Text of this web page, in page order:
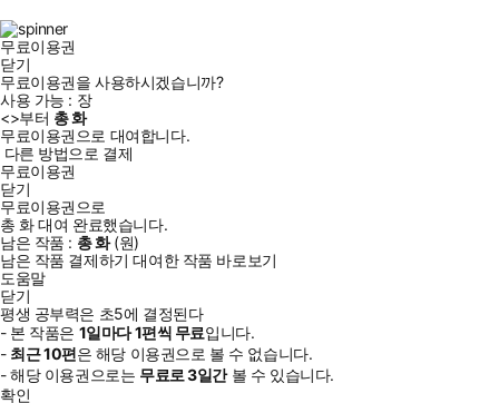
무료이용권
닫기
무료이용권을 사용하시겠습니까?
사용 가능 : 장
<>부터 총화
무료이용권으로 대여합니다.
다른 방법으로 결제
무료이용권
닫기
무료이용권으로
총 화대여 완료했습니다.
남은 작품 : 총화(원)
남은 작품 결제하기 대여한 작품 바로보기
도움말
닫기
평생 공부력은 초5에 결정된다
- 본 작품은 1일마다1편씩 무료입니다.
- 최근10편은 해당 이용권으로 볼 수 없습니다.
- 해당 이용권으로는 무료로3일간볼 수 있습니다.
확인